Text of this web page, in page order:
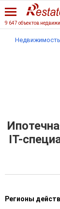
Недвижимость
IT-
Регионы